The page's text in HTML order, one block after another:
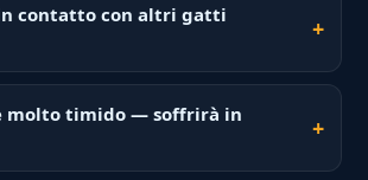
contatto con altri gatti
molto timido — soffrirà in